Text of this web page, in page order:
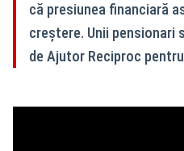
că presiunea financiară
creștere. Unii pensionari
de Ajutor Reciproc